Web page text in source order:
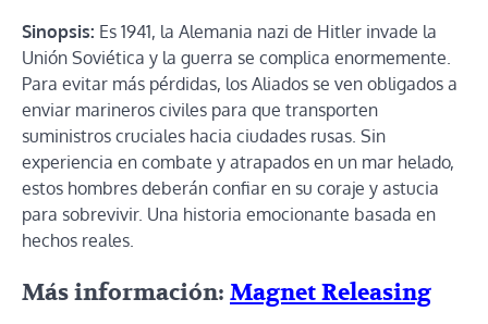
Sinopsis: Es 1941, la Alemania nazi de Hitler invade la
Unión Soviética y la guerra se complica enormemente.
Para evitar más pérdidas, los Aliados se ven obligados a
enviar marineros civiles para que transporten
suministros cruciales hacia ciudades rusas. Sin
experiencia en combate y atrapados en un mar helado,
estos hombres deberán confiar en su coraje y astucia
para sobrevivir. Una historia emocionante basada en
hechos reales.
Más información: Magnet Releasing